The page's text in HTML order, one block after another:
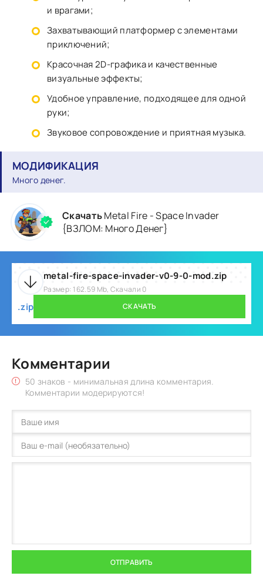
и врагами;
Захватывающий платформер с элементами
приключений;
Красочная 2D-графика и качественные
визуальные эффекты;
Удобное управление, подходящее для одной
руки;
Звуковое сопровождение и приятная музыка.
МОДИФИКАЦИЯ
Много денег.
СкачатьMetal Fire - Space Invader
{ВЗЛОМ: Много Денег}
metal-fire-space-invader-v0-9-0-mod.zip
Размер: 162.59 Mb, Скачали 0
.zip СКАЧАТЬ
Комментарии
50 знаков - минимальная длина комментария.
Комментарии модерируются!
ОТПРАВИТЬ